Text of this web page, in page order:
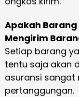
Apakah Barang
Mengirim
Setiap barang
tentu saja akan
asuransi sangat
pertanggungan.